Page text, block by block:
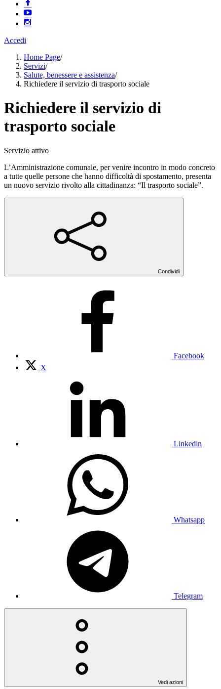
Accedi
Home Page/
Servizi/
Salute, benessere e assistenza/
Richiedere il servizio di trasporto sociale
Richiedere il servizio di
trasporto sociale
Servizio attivo
L’Amministrazione comunale, per venire incontro in modo concreto
a tutte quelle persone che hanno difficoltà di spostamento, presenta
un nuovo servizio rivolto alla cittadinanza: “Il trasporto sociale”.
Condividi
Facebook
X
Linkedin
Whatsapp
Telegram
Vedi azioni